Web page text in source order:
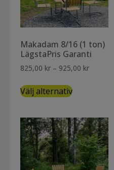
Makadam 8/16 (1 ton)
LägstaPris Garanti
825,00 kr – 925,00 kr
Välj alternativ